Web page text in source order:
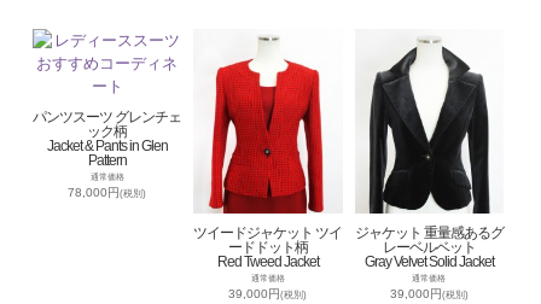
パンツスーツ グレンチェ
ック柄
Jacket & Pants in Glen
Pattern
通常価格
78,000円(税別)
ツイードジャケット ツイ
ードドット柄
Red Tweed Jacket
通常価格
39,000円(税別)
ジャケット 重量感あるグ
レーベルベット
Gray Velvet Solid Jacket
通常価格
39,000円(税別)